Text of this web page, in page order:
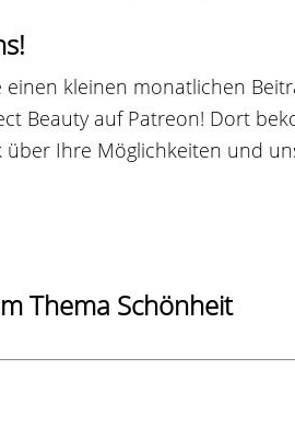
einen kleinen monatlichen
Beauty aufPatreon! Dort
über Ihre Möglichkeiten und
Thema Schönheit